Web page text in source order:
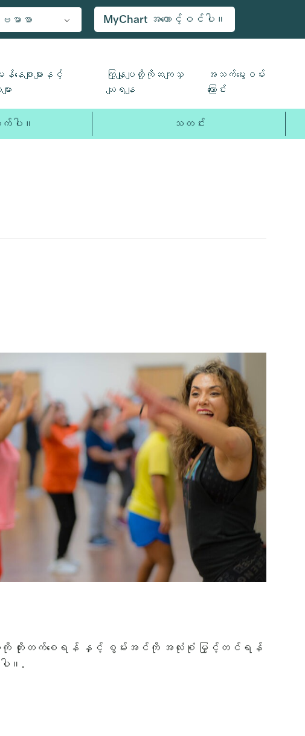
ဗမာစာ MyChart အကောင့်ဝင်ပါ။
ဂျာများနှင့်
ား
ကြှနျုပျတို့ကိုဆကျသှ
ယျရနျ
အသက်မွေးဝမ်း
ကြောင်း
ပါ။ သတင်း
ထားကို တိုးတက်စေရန် နှင့် စွမ်းအင်ကို အလုံးစုံ မြှင့်တင်ရန်
ါ။.